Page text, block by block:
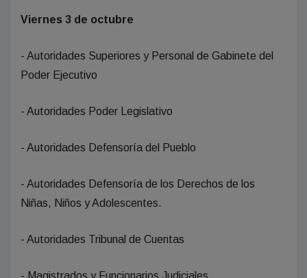
Viernes 3 de octubre
- Autoridades Superiores y Personal de Gabinete del
Poder Ejecutivo
- Autoridades Poder Legislativo
- Autoridades Defensoría del Pueblo
- Autoridades Defensoría de los Derechos de los
Niñas, Niños y Adolescentes.
- Autoridades Tribunal de Cuentas
- Magistrados y Funcionarios Judiciales